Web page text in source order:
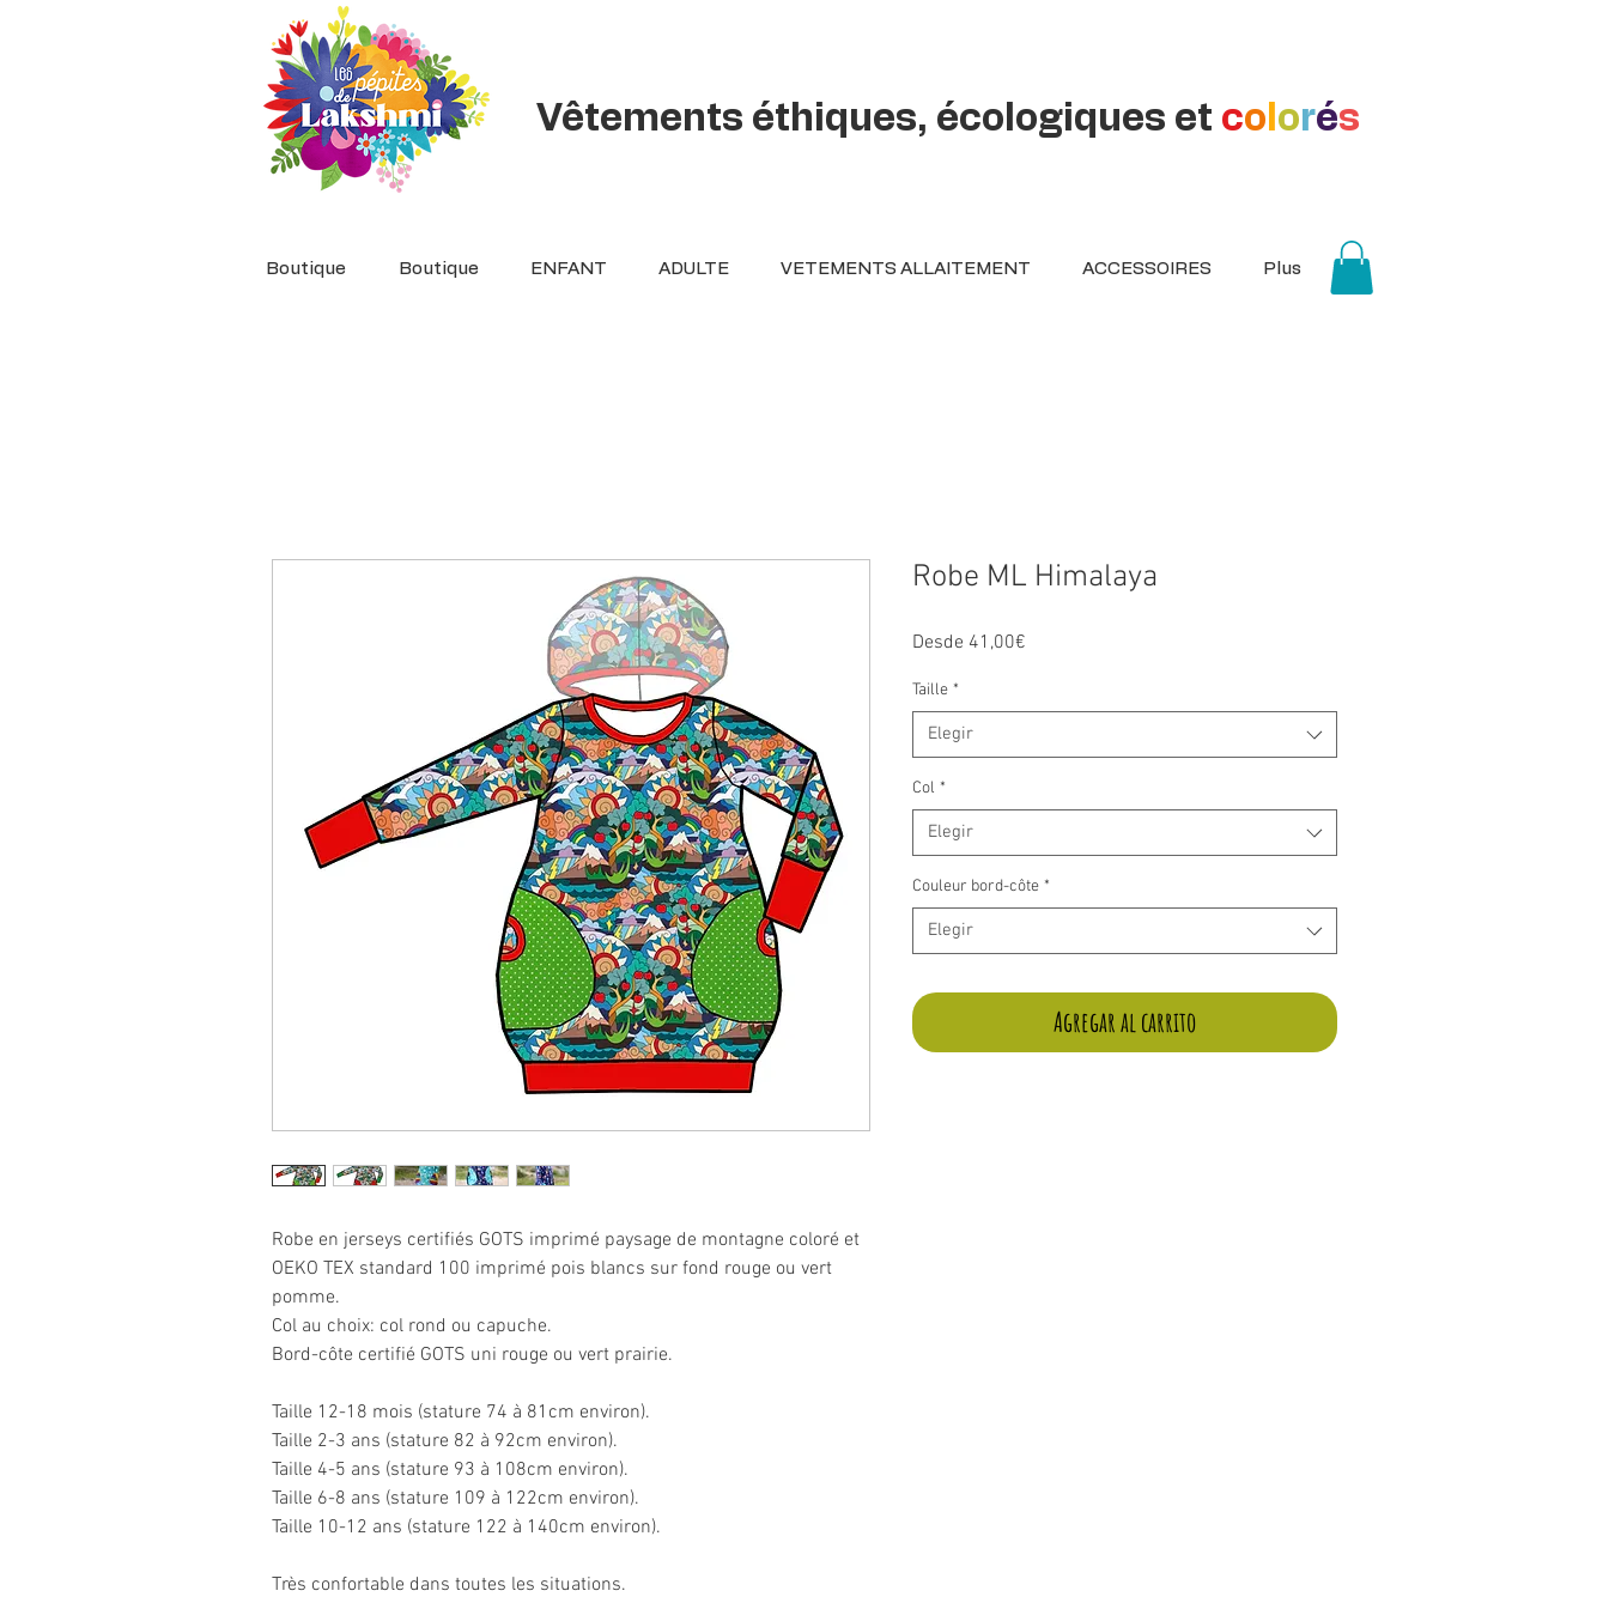
Vêtements éthiques, écologiques et co orés
Boutique Boutique ENFANT ADULTE VETEMENTS ALLAITEMENT ACCESSOIRES Plus
Robe en jerseys certifiés GOTS imprimé paysage de montagne coloré et
OEKO TEX standard 100 imprimé pois blancs sur fond rouge ou vert
pomme.
Col au choix: col rond ou capuche.
Bord-côte certifié GOTS uni rouge ou vert prairie.
Taille 12-18 mois (stature 74 à 81cm environ).
Taille 2-3 ans (stature 82 à 92cm environ).
Taille 4-5 ans (stature 93 à 108cm environ).
Taille 6-8 ans (stature 109 à 122cm environ).
Taille 10-12 ans (stature 122 à 140cm environ).
Très confortable dans toutes les situations.
Robe ML Himalaya
Desde 41,00€
Taille *
Elegir
Col *
Elegir
Couleur bord-côte *
Elegir
Agregar al carrito